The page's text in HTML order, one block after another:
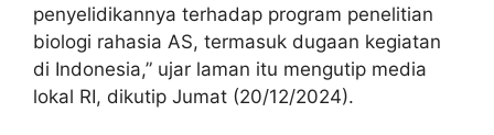
penyelidikannya terhadap program penelitian
biologi rahasia AS, termasuk dugaan kegiatan
di Indonesia,” ujar laman itu mengutip media
lokal RI, dikutip Jumat (20/12/2024).